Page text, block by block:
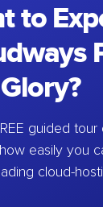
to
guided
easily you
cloud-